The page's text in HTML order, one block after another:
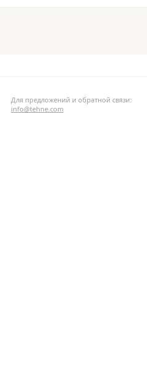
Для предложений и обратной связи:
info@tehne.com